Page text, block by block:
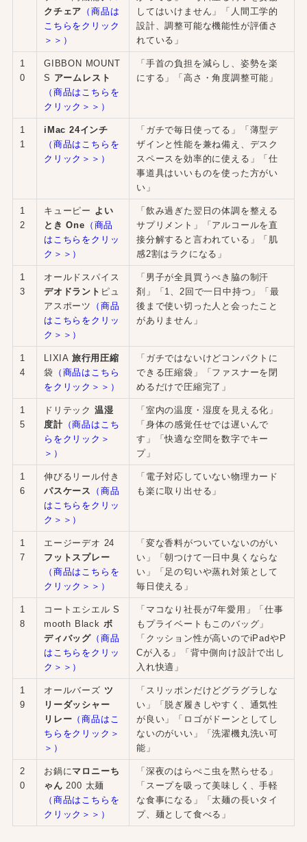
クチェア （商品は
こちらをクリック
＞＞）
してはいけません」「人間工学的
設計、調整可能な機能性が評価さ
れている」
1
0
GIBBON MOUNT
S アームレスト
（商品はこちらを
クリック＞＞）
「手首の負担を減らし、姿勢を楽
にする」「高さ・角度調整可能」
1
1
iMac 24インチ
（商品はこちらを
クリック＞＞）
「ガチで毎日使ってる」「薄型デ
ザインと性能を兼ね備え、デスク
スペースを効率的に使える」「仕
事道具はいいものを使った方がい
い」
1
2
キューピー よい
とき One （商品
はこちらをクリッ
ク＞＞）
「飲み過ぎた翌日の体調を整える
サプリメント」「アルコールを直
接分解すると言われている」「肌
感2割はラクになる」
1
3
オールドスパイス
デオドラント ピュ
アスポーツ
（商品
はこちらをクリッ
ク＞＞）
「男子が全員買うべき脇の制汗
剤」「1、2回で一日中持つ」「最
後まで使い切った人と会ったこと
がありません」
1
4
LIXIA 旅行用圧縮
袋 （商品はこちら
をクリック＞＞）
「ガチではないけどコンパクトに
できる圧縮袋」「ファスナーを閉
めるだけで圧縮完了」
1
5
ドリテック 温湿
度計（商品はこち
らをクリック＞
＞）
「室内の温度・湿度を見える化」
「身体の感覚任せでは遅いんで
す」「快適な空間を数字でキー
プ」
1
6
伸びるリール付き
パスケース
（商品
はこちらをクリッ
ク＞＞）
「電子対応していない物理カード
も楽に取り出せる」
1
7
エージーデオ 24
フットスプレー
（商品はこちらを
クリック＞＞）
「変な香料がついていないのがい
い」「朝つけて一日中臭くならな
い」「足の匂いや蒸れ対策として
毎日使える」
1
8
コートエシエル S
mooth Black ボ
ディバッグ （商品
はこちらをクリッ
ク＞＞）
「マコなり社長が7年愛用」「仕事
もプライベートもこのバッグ」
「クッション性が高いのでiPadやP
Cが入る」「背中側向け設計で出し
入れ快適」
1
9
オールバーズ ツ
リーダッシャー
リレー （商品はこ
ちらをクリック＞
＞）
「スリッポンだけどグラグラしな
い」「脱ぎ履きしやすく、通気性
が良い」「ロゴがドーンとしてし
ないのがいい」「洗濯機丸洗い可
能」
2
0
お鍋に マロニーち
ゃん 200 太麺
（商品はこちらを
クリック＞＞）
「深夜のはらぺこ虫を黙らせる」
「スープを吸って美味しく、手軽
な食事になる」「太麺の長いタイ
プ、麺として食べる」